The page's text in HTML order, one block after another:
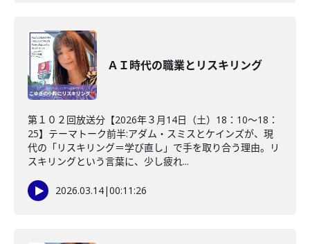
ＡＩ時代の職業とリスキリング
第１０２回放送分【2026年３月14日（土）18：10～18：
25】テーマトーク前半:アダム・スミスとケインズが、現
代の「リスキリング＝学び直し」で手を取り合う理由。リ
スキリングという言葉に、少し疲れ...
2026.03.14|00:11:26